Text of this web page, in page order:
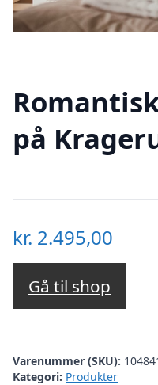
på
kr. 2.495,00
Gå til shop
Varenummer (SKU):
Kategori: Produkter